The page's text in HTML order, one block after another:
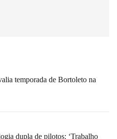
temporada de Bortoleto na
dupla de pilotos: ‘Trabalho